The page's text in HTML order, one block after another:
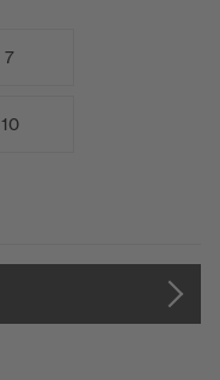
7
10